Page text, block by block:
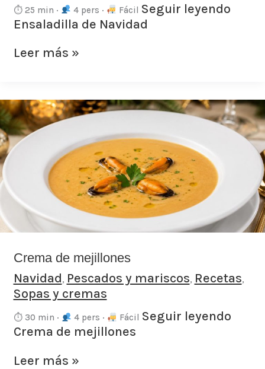
⏱ 25 min · 4 pers · Fácil Seguir leyendo
Ensaladilla de Navidad
Leer más »
Crema de mejillones
Navidad, Pescados y mariscos, Recetas,
Sopas y cremas
⏱ 30 min · 4 pers · Fácil Seguir leyendo
Crema de mejillones
Crema
de
mejillones
Leer más »